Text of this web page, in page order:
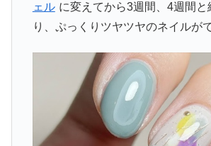
ェル に変えてから3週間、4週間と
り、ぷっくりツヤツヤのネイルが